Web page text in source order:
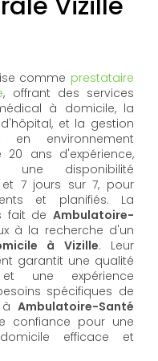
comme prestataire
, offrant des services
à domicile, la
et la gestion
en environnement
ans d'expérience,
une disponibilité
7 jours sur 7, pour
et planifiés. La
fait de Ambulatoire-
à la recherche d'un
à Vizille. Leur
garantit une qualité
une expérience
spécifiques de
Ambulatoire-Santé
confiance pour une
efficace et